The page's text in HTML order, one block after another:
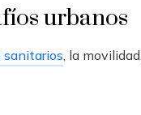
urbanos
sanitarios , la